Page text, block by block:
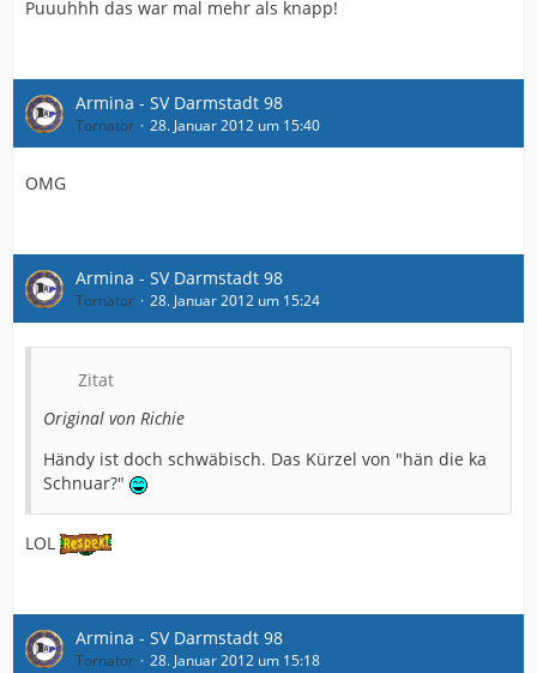
Puuuhhh das war mal mehr als knapp!
Armina - SV Darmstadt 98
Tornator 28. Januar 2012 um 15:40
OMG
Armina - SV Darmstadt 98
Tornator 28. Januar 2012 um 15:24
Zitat
Original von Richie
Händy ist doch schwäbisch. Das Kürzel von "hän die ka
Schnuar?"
LOL
Armina - SV Darmstadt 98
Tornator 28. Januar 2012 um 15:18